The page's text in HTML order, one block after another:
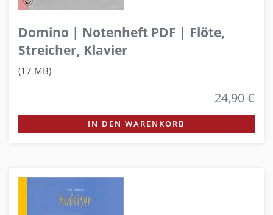
Domino | Notenheft PDF | Flöte,
Streicher, Klavier
(17 MB)
24,90 €
IN DEN WARENKORB